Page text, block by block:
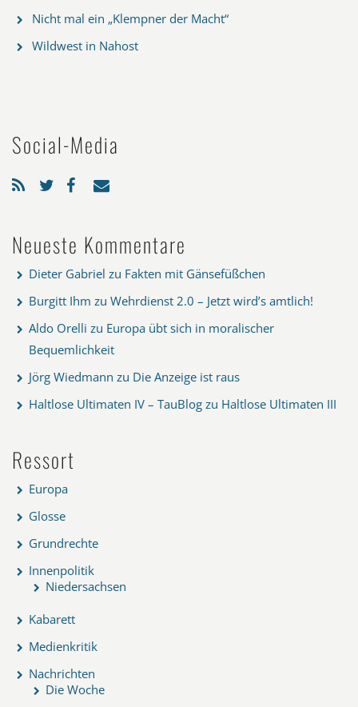
Nicht mal ein „Klempner der Macht“
Wildwest in Nahost
Social-Media
Neueste Kommentare
Dieter Gabriel zu Fakten mit Gänsefüßchen
Burgitt Ihm zu Wehrdienst 2.0 – Jetzt wird’s amtlich!
Aldo Orelli zu Europa übt sich in moralischer
Bequemlichkeit
Jörg Wiedmann zu Die Anzeige ist raus
Haltlose Ultimaten IV – TauBlog zu Haltlose Ultimaten III
Ressort
Europa
Glosse
Grundrechte
Innenpolitik
Niedersachsen
Kabarett
Medienkritik
Nachrichten
Die Woche